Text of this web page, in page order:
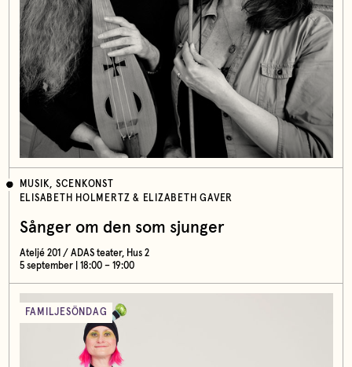
MUSIK, SCENKONST
ELISABETH HOLMERTZ & ELIZABETH GAVER
Sånger om den som sjunger
Ateljé 201 / ADAS teater, Hus 2
5 september | 18:00 – 19:00
FAMILJESÖNDAG